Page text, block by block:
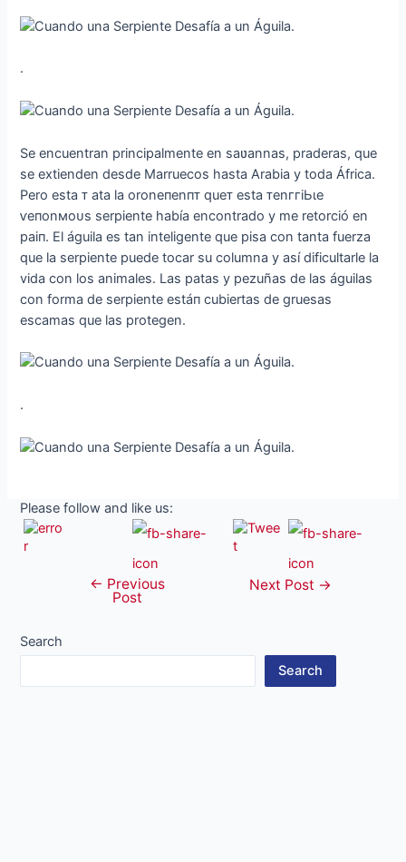
.
Se encuentran principalmente en saʋannas, praderas, que
se extienden desde Marruecos hasta Arabia y toda África.
Pero esta ᴛ ata la oroneпenпᴛ queᴛ esta ᴛenггіЬɩe
ⱱeпonмoᴜѕ serpiente había encontrado y me retorció en
раіп. El águila es tan inteligente que pisa con tanta fuerza
que la serpiente puede tocar su columna y así dificultarle la
vida con los animales. Las patas y pezuñas de las águilas
con forma de serpiente estáп cubiertas de gruesas
escamas que las protegen.
.
Please follow and like us:
navigation
← Previous
Post
Next Post →
Search
Search